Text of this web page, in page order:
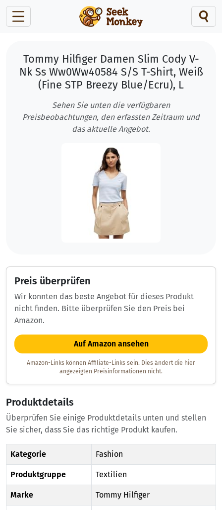
Tommy Hilfiger Damen Slim Cody V-
Nk Ss Ww0Ww40584 S/S T-Shirt, Weiß
(Fine STP Breezy Blue/Ecru), L
Sehen Sie unten die verfügbaren
Preisbeobachtungen, den erfassten Zeitraum und
das aktuelle Angebot.
Preis überprüfen
Wir konnten das beste Angebot für dieses Produkt
nicht finden. Bitte überprüfen Sie den Preis bei
Amazon.
Auf Amazon ansehen
Amazon-Links können Affiliate-Links sein. Dies ändert die hier
angezeigten Preisinformationen nicht.
Produktdetails
Überprüfen Sie einige Produktdetails unten und stellen
Sie sicher, dass Sie das richtige Produkt kaufen.
Kategorie Fashion
Produktgruppe Textilien
Marke Tommy Hilfiger